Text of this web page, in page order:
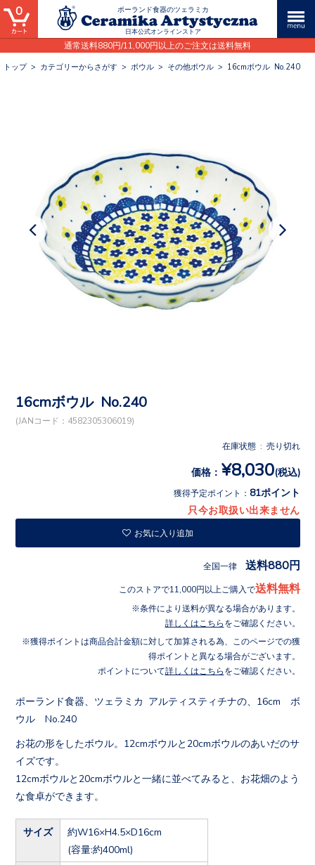
ポーランド食器のツェラミカ
日本公式オンラインストア
通常送料880円/11,000円以上のご注文は送料無料
0
トップ> カテゴリーからさがす > ボウル > その他ボウル > 16cmボウル No.240
16cmボウル No.240
(JANコード：4582305306019)
在庫状態 : 売り切れ
価格： ¥8,030(税込)
獲得予定ポイント： 81ポイント
只今お取扱い出来ません
お気に入り追加
全国一律 送料880円
このストアで11,000円以上ご購入で送料無料
条件により送料が異なる場合があります。
詳しくはこちら をご確認ください。
獲得ポイントは商品合計金額に対して加算される為、このページでの獲
得ポイントと異なる場合がございます。
ポイントについて詳しくはこちら をご確認ください。
ポーランド食器、ツェラミカ アルティスティチナの、16cm ボ
ウル No.240
お花の形をしたボウル。12cmボウルと20cmボウルのあいだのサ
イズです。
12cmボウルと20cmボウルと一緒に並べてみると、お花畑のよう
な食卓ができます。
サイズ
約W16×H4.5×D16cm
(容量:約400ml)